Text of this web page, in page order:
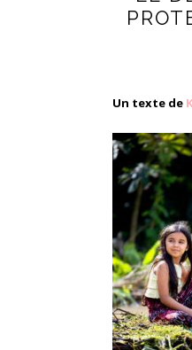
Un texte de